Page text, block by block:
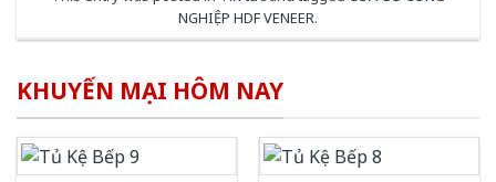
NGHIỆP HDF VENEER.
KHUYẾN MẠI HÔM NAY